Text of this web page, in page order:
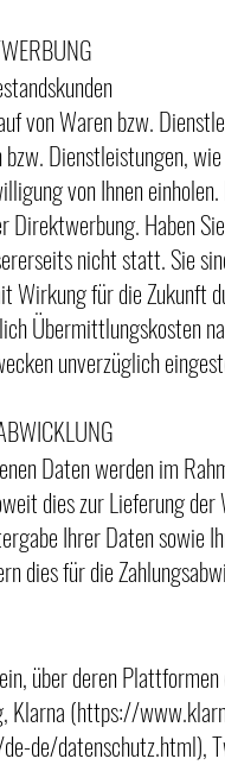
von Waren bzw.
Dienstleistungen,
von Ihnen
Haben
nicht statt. Sie
Wirkung für die Zukunft
Übermittlungskosten
unverzüglich
Daten werden im
dies zur Lieferung
Ihrer Daten sowie
dies für die
über deren
Klarna (https://
de/datenschutz.html),